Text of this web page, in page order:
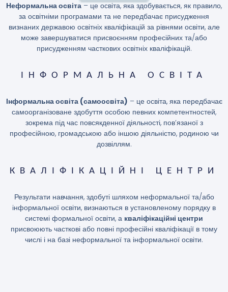
Неформальна освіта– це освіта, яка здобувається, як правило,
за освітніми програмами та не передбачає присудження
визнаних державою освітніх кваліфікацій за рівнями освіти, але
може завершуватися присвоєнням професійних та/або
присудженням часткових освітніх кваліфікацій.
ІНФОРМАЛЬНА ОСВІТА
Інформальна освіта (самоосвіта) – це освіта, яка передбачає
самоорганізоване здобуття особою певних компетентностей,
зокрема під час повсякденної діяльності, пов’язаної з
професійною, громадською або іншою діяльністю, родиною чи
дозвіллям.
КВАЛІФІКАЦІЙНІ ЦЕНТРИ
Результати навчання, здобуті шляхом неформальної та/або
інформальної освіти, визнаються в установленому порядку в
системі формальної освіти, а кваліфікаційні центри
присвоюють часткові або повні професійні кваліфікації в тому
числі і на базі неформальної та інформальної освіти.